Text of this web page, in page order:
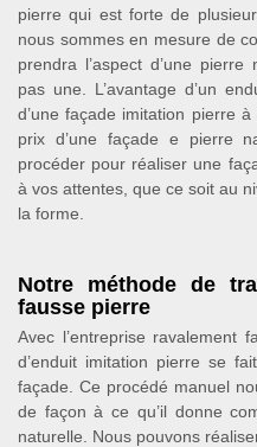
pierre qui est forte de
nous sommes en mesure de
prendra l’aspect d’une pierre
pas une. L’avantage d’un
d’une façade imitation pierre
prix d’une façade e pierre
procéder pour réaliser une
à vos attentes, que ce soit au
la forme.
Notre méthode de
fausse pierre
Avec l’entreprise ravalement
d’enduit imitation pierre se
façade. Ce procédé manuel
de façon à ce qu’il donne
naturelle. Nous pouvons